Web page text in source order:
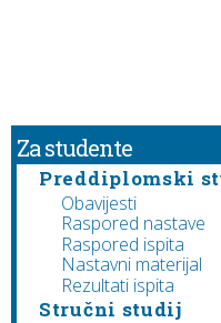
Za studente
Preddiplomski
Obavijesti
Raspored nastave
Raspored ispita
Nastavni materijal
Rezultati ispita
Stručni studij